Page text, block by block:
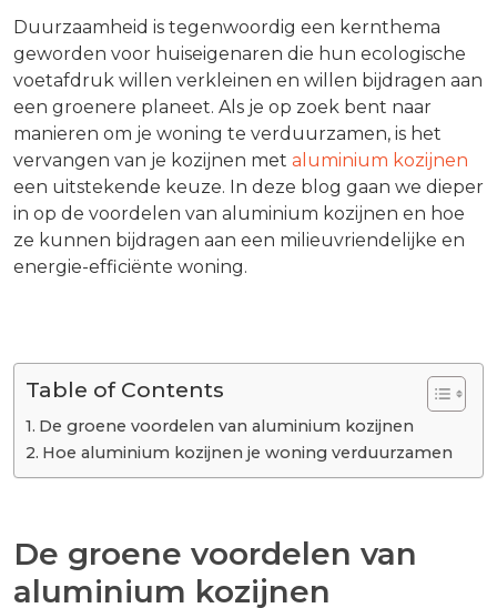
Duurzaamheid is tegenwoordig een kernthema
geworden voor huiseigenaren die hun ecologische
voetafdruk willen verkleinen en willen bijdragen aan
een groenere planeet. Als je op zoek bent naar
manieren om je woning te verduurzamen, is het
vervangen van je kozijnen met aluminium kozijnen
een uitstekende keuze. In deze blog gaan we dieper
in op de voordelen van aluminium kozijnen en hoe
ze kunnen bijdragen aan een milieuvriendelijke en
energie-efficiënte woning.
Table of Contents
De groene voordelen van aluminium kozijnen
Hoe aluminium kozijnen je woning verduurzamen
De groene voordelen van
aluminium kozijnen